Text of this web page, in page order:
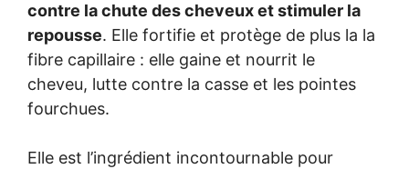
contre la chute des cheveux et stimuler la
repousse. Elle fortifie et protège de plus la la
fibre capillaire : elle gaine et nourrit le
cheveu, lutte contre la casse et les pointes
fourchues.
Elle est l’ingrédient incontournable pour